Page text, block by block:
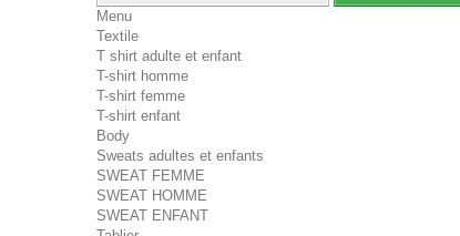
Menu
Textile
T shirt adulte et enfant
T-shirt homme
T-shirt femme
T-shirt enfant
Body
Sweats adultes et enfants
SWEAT FEMME
SWEAT HOMME
SWEAT ENFANT